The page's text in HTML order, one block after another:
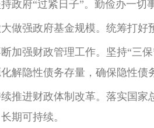
府“过紧日子”。勤俭办一切
强政府基金规模。统筹打好
强财政管理工作。坚持“三保
解隐性债务存量，确保隐性
进财政体制改革。落实国家
期可持续。